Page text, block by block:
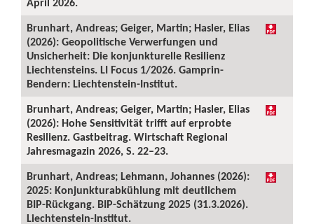
Brunhart, Andreas; Geiger, Martin; Hasler, Elias
(2026): Geopolitische Verwerfungen und
Unsicherheit: Die konjunkturelle Resilienz
Liechtensteins. LI Focus 1/2026. Gamprin-
Bendern: Liechtenstein-Institut.
Brunhart, Andreas; Geiger, Martin; Hasler, Elias
(2026): Hohe Sensitivität trifft auf erprobte
Resilienz. Gastbeitrag. Wirtschaft Regional
Jahresmagazin 2026, S. 22–23.
Brunhart, Andreas; Lehmann, Johannes (2026):
2025: Konjunkturabkühlung mit deutlichem
BIP-Rückgang. BIP-Schätzung 2025 (31.3.2026).
Liechtenstein-Institut.